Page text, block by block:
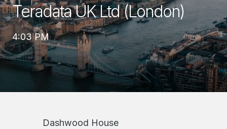
Teradata UK Ltd (London)
4:03 PM
Dashwood House